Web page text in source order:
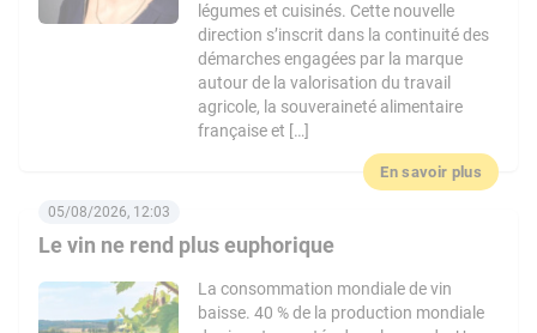
légumes et cuisinés. Cette nouvelle
direction s’inscrit dans la continuité des
démarches engagées par la marque
autour de la valorisation du travail
agricole, la souveraineté alimentaire
française et […]
En savoir plus
Le vin ne rend plus euphorique
05/08/2026, 12:03
La consommation mondiale de vin
baisse. 40 % de la production mondiale